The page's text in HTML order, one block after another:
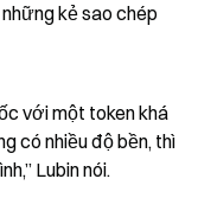
kẻ sao chép
với một token khá
có nhiều độ bền, thì
Lubin nói.